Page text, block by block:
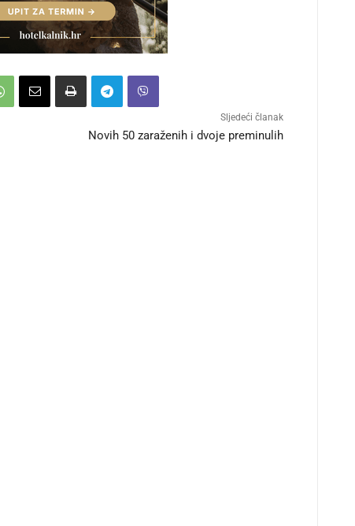
Sljedeći članak
Novih 50 zaraženih i dvoje preminulih